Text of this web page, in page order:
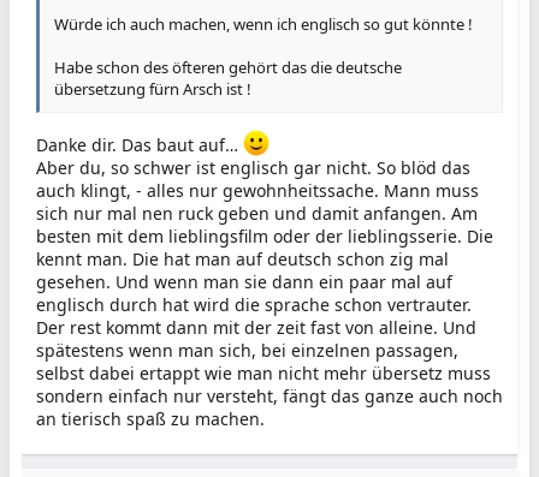
Würde ich auch machen, wenn ich englisch so gut könnte !
Habe schon des öfteren gehört das die deutsche
übersetzung fürn Arsch ist !
Danke dir. Das baut auf…
Aber du, so schwer ist englisch gar nicht. So blöd das
auch klingt, - alles nur gewohnheitssache. Mann muss
sich nur mal nen ruck geben und damit anfangen. Am
besten mit dem lieblingsfilm oder der lieblingsserie. Die
kennt man. Die hat man auf deutsch schon zig mal
gesehen. Und wenn man sie dann ein paar mal auf
englisch durch hat wird die sprache schon vertrauter.
Der rest kommt dann mit der zeit fast von alleine. Und
spätestens wenn man sich, bei einzelnen passagen,
selbst dabei ertappt wie man nicht mehr übersetz muss
sondern einfach nur versteht, fängt das ganze auch noch
an tierisch spaß zu machen.